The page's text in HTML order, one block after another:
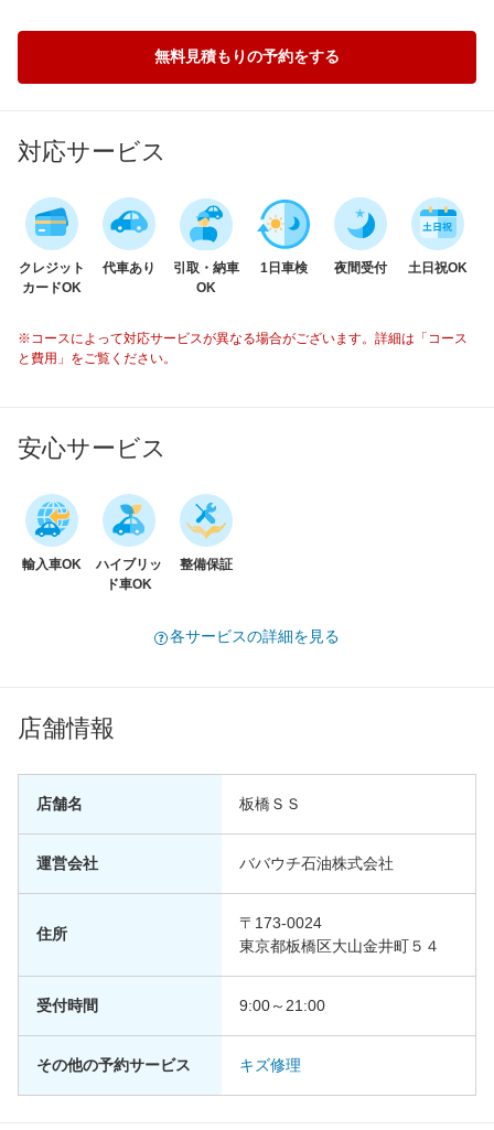
無料見積もりの予約をする
対応サービス
クレジット
カードOK
代車あり
引取・納車
OK
1日車検 夜間受付 土日祝OK
※コースによって対応サービスが異なる場合がございます。詳細は「コース
と費用」をご覧ください。
安心サービス
輸入車OK
ハイブリッ
ド車OK
整備保証
各サービスの詳細を見る
店舗情報
店舗名 板橋ＳＳ
運営会社 ババウチ石油株式会社
住所
〒173-0024
東京都板橋区大山金井町５４
受付時間 9:00～21:00
その他の予約サービス キズ修理